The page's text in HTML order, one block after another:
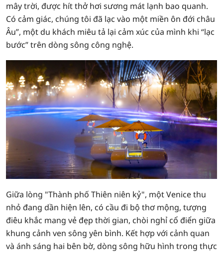
mây trời, được hít thở hơi sương mát lạnh bao quanh.
Có cảm giác, chúng tôi đã lạc vào một miền ôn đới châu
Âu”, một du khách miêu tả lại cảm xúc của mình khi “lạc
bước” trên dòng sông công nghệ.
Giữa lòng "Thành phố Thiên niên kỷ", một Venice thu
nhỏ đang dần hiện lên, có cầu đi bộ thơ mộng, tượng
điêu khắc mang vẻ đẹp thời gian, chòi nghỉ cổ điển giữa
khung cảnh ven sông yên bình. Kết hợp với cảnh quan
và ánh sáng hai bên bờ, dòng sông hữu hình trong thực